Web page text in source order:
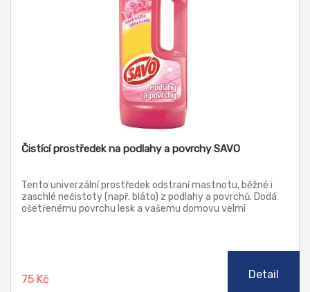
Čistící prostředek na podlahy a povrchy SAVO
Tento univerzální prostředek odstraní mastnotu, běžné i
zaschlé nečistoty (např. bláto) z podlahy a povrchů. Dodá
ošetřenému povrchu lesk a vašemu domovu velmi
75 Kč Detail